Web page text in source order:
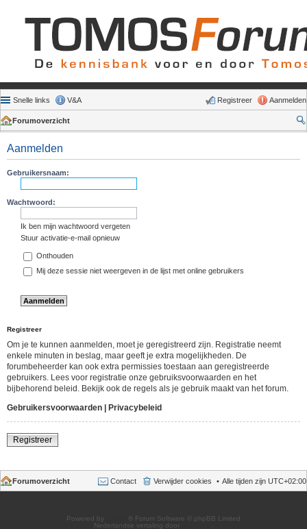
Snelle links V&A Aanmelden
Registreer
Forumoverzicht
Aanmelden
Gebruikersnaam:
Wachtwoord:
Ik ben mijn wachtwoord vergeten
Stuur activatie-e-mail opnieuw
Onthouden
Mij deze sessie niet weergeven in de lijst met online gebruikers
Registreer
Om je te kunnen aanmelden, moet je geregistreerd zijn. Registratie neemt
enkele minuten in beslag, maar geeft je extra mogelijkheden. De
forumbeheerder kan ook extra permissies toestaan aan geregistreerde
gebruikers. Lees voor registratie onze gebruiksvoorwaarden en het
bijbehorend beleid. Bekijk ook de regels als je gebruik maakt van het forum.
Gebruikersvoorwaarden
Privacybeleid
Registreer
Forumoverzicht Alle tijden zijn UTC+02:00
Verwijder cookies
Contact
Powered by
® Forum Software © phpBB Limited
Nederlandse vertaling door